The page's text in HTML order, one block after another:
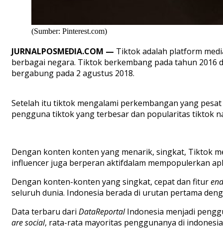
(Sumber: Pinterest.com)
JURNALPOSMEDIA.COM — Tiktokadalah platform
berbagai negara. Tiktok berkembang pada tahun 2016
bergabung pada 2 agustus 2018.
Setelah itu tiktok mengalami perkembangan yang pesat
pengguna tiktokyangterbesardan popularitas tiktok
Dengan konten konten yang menarik, singkat, Tiktok
influencer juga berperan aktifdalam mempopulerkan
Dengan konten-konten yangsingkat, cepatdan fitur
seluruh dunia. Indonesia berada di urutan pertama
Data terbaru dari DataReportalIndonesia menjadi
are social, rata-rata mayoritas penggunanya di indonesia